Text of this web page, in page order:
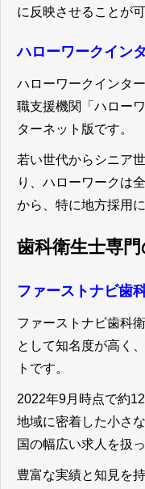
に反映させることが可
ハローワークイン
ハローワークインタ
職支援機関「ハロー
ターネット版です。
若い世代からシニア
り、ハローワークは
から、特に地方採用
歯科衛生士専
ファーストナビ歯
ファーストナビ歯科
として知名度が高く
トです。
2022年9月時点で約
地域に密着した小さ
国の幅広い求人を扱
豊富な実績と知見を